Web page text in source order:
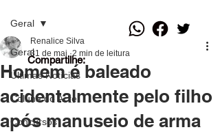
Geral
Últimas Notícias
Coluna do Acre
Concursos
Geral
Homem é baleado
acidentalmente pelo filho
após manuseio de arma
Renalice Silva
31 de mai. 2 min de leitura
Compartilhe: